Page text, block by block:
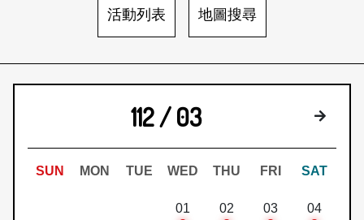
活動列表 地圖搜尋
112 / 03 下個月
SUN MON TUE WED THU FRI SAT
01 02 03 04